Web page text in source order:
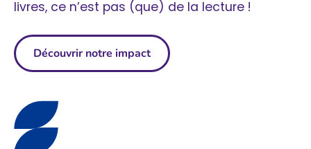
livres, ce n’est pas (que) de la lecture !
Découvrir notre impact